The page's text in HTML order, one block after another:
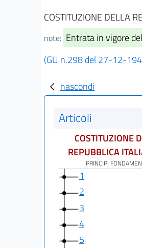
COSTITUZIONE DELLA
note: Entrata in vigore
(GU n.298 del 27-12-
nascondi
Articoli
COSTITUZIONE
REPUBBLICA
PRINCIPI
1
2
3
4
5